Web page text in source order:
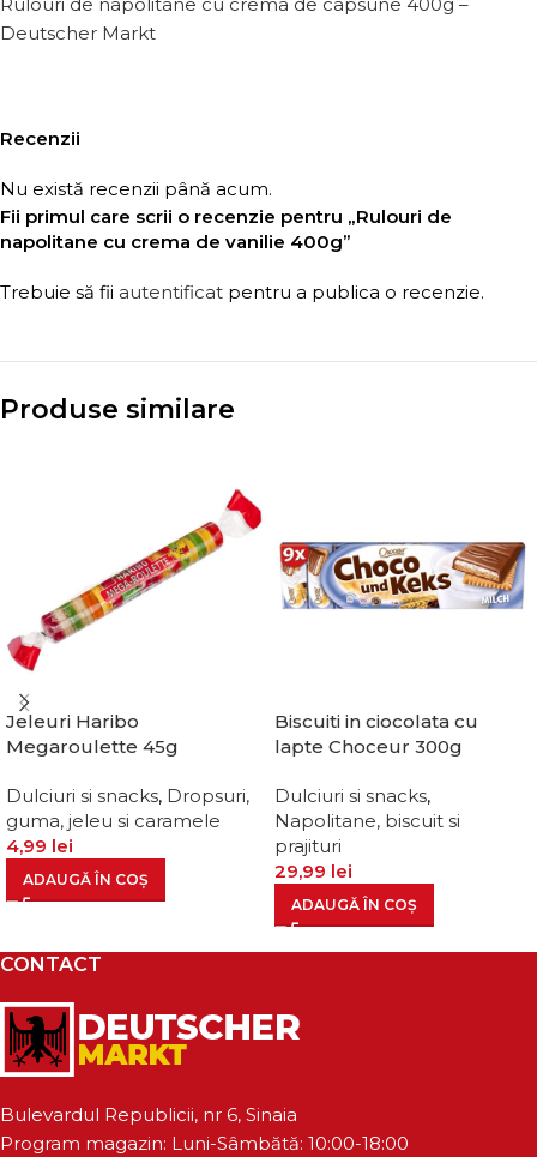
Deutscher Markt
Recenzii
Nu există recenzii până acum.
Fii primul care scrii o recenzie pentru „Rulouri de
napolitane cu crema de vanilie 400g”
Trebuie să fii autentificat pentru a publica o recenzie.
Produse similare
Jeleuri Haribo
Megaroulette 45g
Dulciuri si snacks, Dropsuri,
guma, jeleu si caramele
4,99 lei
ADAUGĂ ÎN COȘ
Biscuiti in ciocolata cu
lapte Choceur 300g
Dulciuri si snacks,
Napolitane, biscuit si
prajituri
29,99 lei
ADAUGĂ ÎN COȘ
CONTACT
Bulevardul Republicii, nr 6, Sinaia
Program magazin: Luni-Sâmbătă: 10:00-18:00